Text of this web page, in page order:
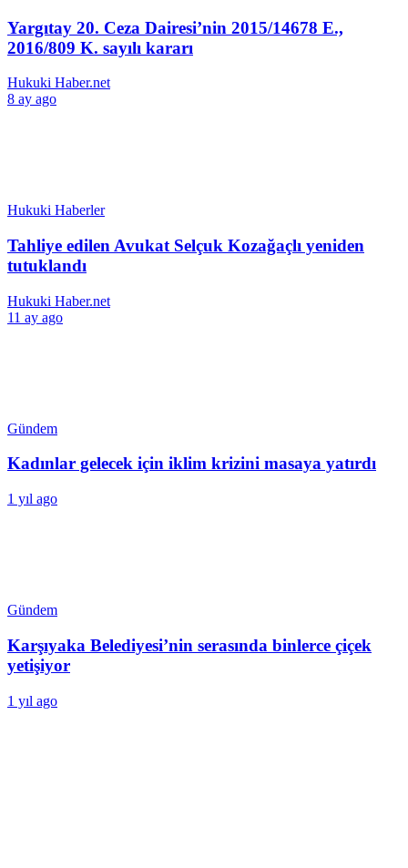
Yargıtay 20. Ceza Dairesi’nin 2015/14678 E.,
2016/809 K. sayılı kararı
Hukuki Haber.net
8 ay ago
Hukuki Haberler
Tahliye edilen Avukat Selçuk Kozağaçlı yeniden
tutuklandı
Hukuki Haber.net
11 ay ago
Gündem
Kadınlar gelecek için iklim krizini masaya yatırdı
1 yıl ago
Gündem
Karşıyaka Belediyesi’nin serasında binlerce çiçek
yetişiyor
1 yıl ago